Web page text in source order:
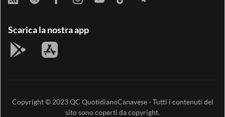
Scarica la nostra app
Copyright © 2023QC QuotidianoCanavese- Tutti i contenuti del
sito sono coperti da copyright.